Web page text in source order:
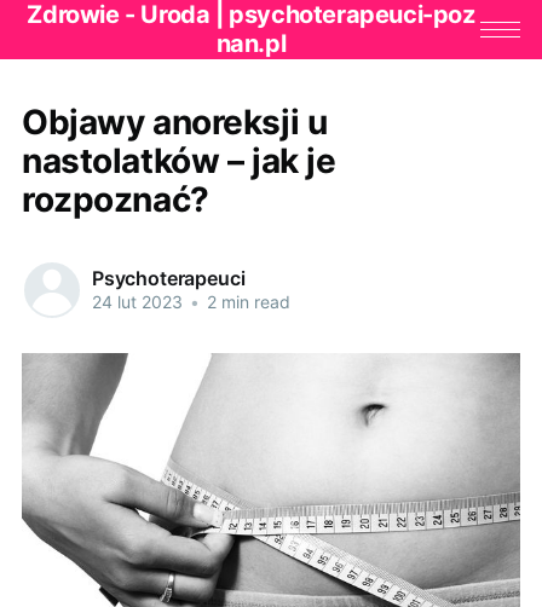
Zdrowie - Uroda | psychoterapeuci-poz
nan.pl
Objawy anoreksji u
nastolatków – jak je
rozpoznać?
Psychoterapeuci
24 lut 2023 • 2 min read